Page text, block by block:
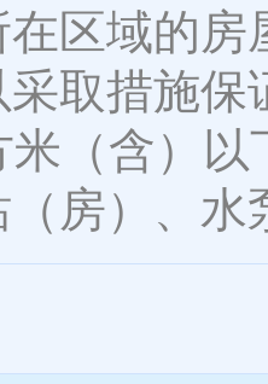
区域的
取措施
米（含）
（房）、